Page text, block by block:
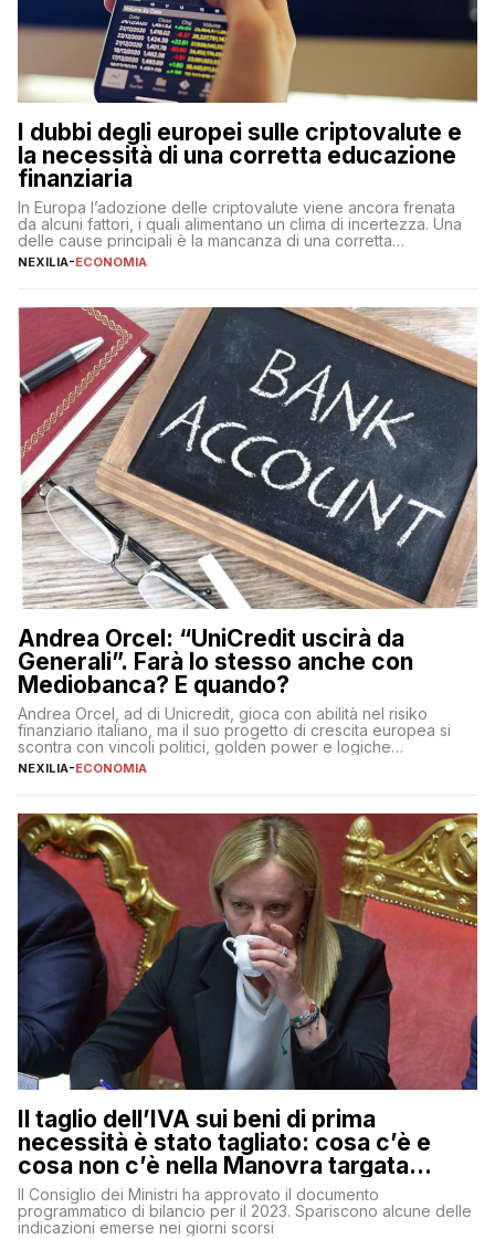
I dubbi degli europei sulle criptovalute e
la necessità di una corretta educazione
finanziaria
In Europa l’adozione delle criptovalute viene ancora frenata
da alcuni fattori, i quali alimentano un clima di incertezza. Una
delle cause principali è la mancanza di una corretta
educazione finanziaria, che impedisce ad una larga parte della
sulle criptovalute: […]
NEXILIA-ECONOMIA
Andrea Orcel: “UniCredit uscirà da
Generali”. Farà lo stesso anche con
Mediobanca? E quando?
Andrea Orcel, ad di Unicredit, gioca con abilità nel risiko
finanziario italiano, ma il suo progetto di crescita europea si
scontra con vincoli politici, golden power e logiche
protezionistiche. Orcel e la mossa su Generali Andrea Orcel,
NEXILIA-ECONOMIA
Il taglio dell’IVA sui beni di prima
necessità è stato tagliato: cosa c’è e
cosa non c’è nella Manovra targata
Meloni
Il Consiglio dei Ministri ha approvato il documento
programmatico di bilancio per il 2023. Spariscono alcune delle
indicazioni emerse nei giorni scorsi